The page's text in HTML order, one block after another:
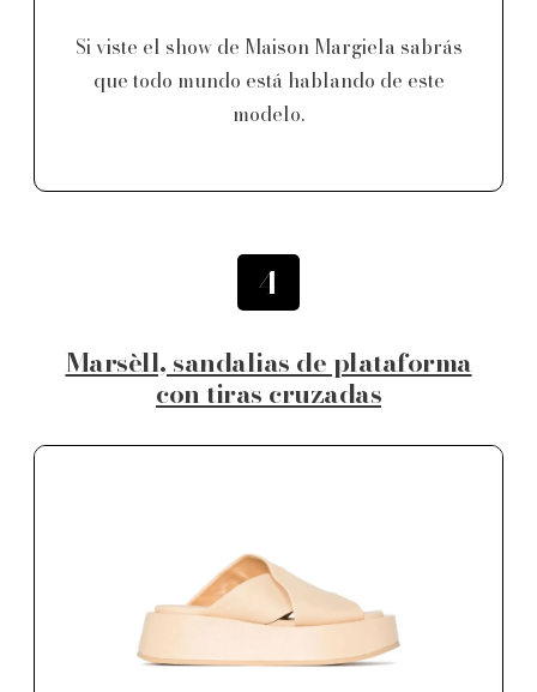
Si viste el show de Maison Margiela sabrás
que todo mundo está hablando de este
modelo.
4
Marsèll, sandalias de plataforma
con tiras cruzadas